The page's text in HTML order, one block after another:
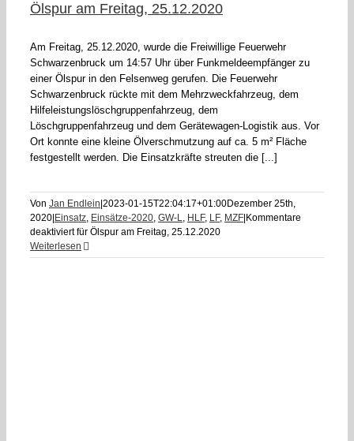
Ölspur am Freitag, 25.12.2020
Am Freitag, 25.12.2020, wurde die Freiwillige Feuerwehr
Schwarzenbruck um 14:57 Uhr über Funkmeldeempfänger zu
einer Ölspur in den Felsenweg gerufen. Die Feuerwehr
Schwarzenbruck rückte mit dem Mehrzweckfahrzeug, dem
Hilfeleistungslöschgruppenfahrzeug, dem
Löschgruppenfahrzeug und dem Gerätewagen-Logistik aus. Vor
Ort konnte eine kleine Ölverschmutzung auf ca. 5 m² Fläche
festgestellt werden. Die Einsatzkräfte streuten die [...]
Von Jan Endlein 2023-01-15T22:04:17+01:00Dezember 25th,
2020 Einsatz, Einsätze-2020, GW-L, HLF, LF, MZF Kommentare
deaktiviertfür Ölspur am Freitag, 25.12.2020
Weiterlesen